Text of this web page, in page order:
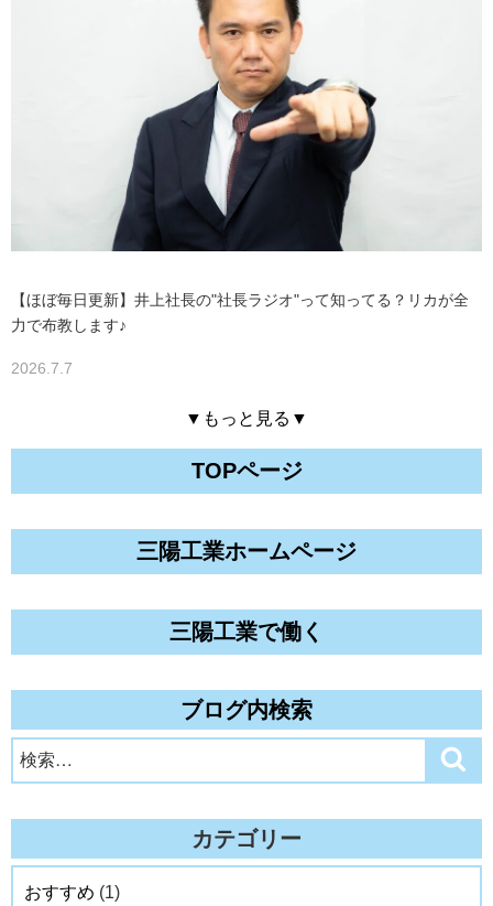
【ほぼ毎日更新】井上社長の"社長ラジオ"って知ってる？リカが全
力で布教します♪
2026.7.7
▼もっと見る▼
TOPページ
三陽工業ホームページ
三陽工業で働く
ブログ内検索
検
索:
カテゴリー
おすすめ (1)